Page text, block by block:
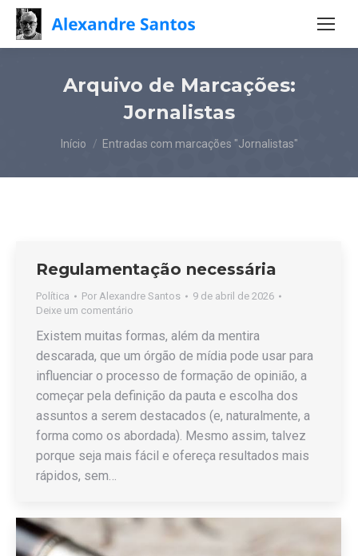
Arquivo de Marcações:
Jornalistas
Você está aqui:
Início Entradas com marcações "Jornalistas"
Regulamentação necessária
Política Por Alexandre Santos
9 de abril de 2026
Deixe um comentário
Existem muitas formas, além da mentira
descarada, que um órgão de mídia pode usar para
influenciar o processo de formação de opinião, a
começar pela definição da pauta e escolha dos
assuntos a serem destacados (e, naturalmente, a
forma como os abordada). Mesmo assim, talvez
porque seja mais fácil e ofereça resultados mais
rápidos, sem…